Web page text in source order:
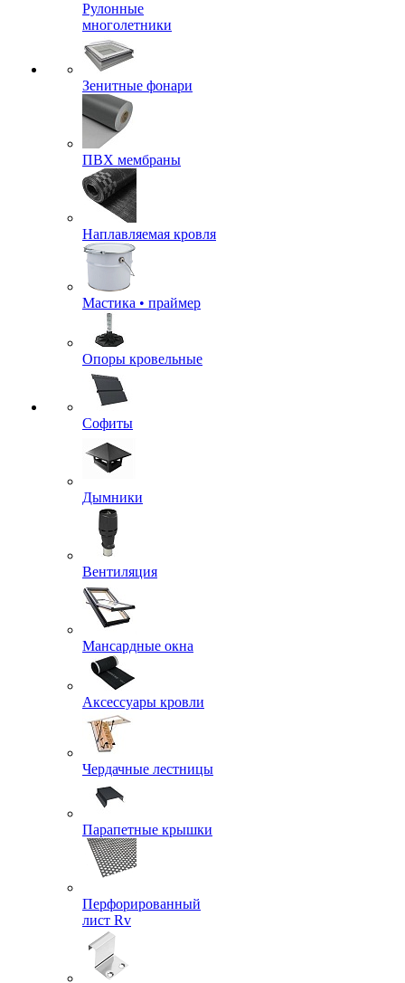
Рулонные
многолетники
Зенитные фонари
ПВХ мембраны
Наплавляемая кровля
Мастика • праймер
Опоры кровельные
Софиты
Дымники
Вентиляция
Мансардные окна
Аксессуары кровли
Чердачные лестницы
Парапетные крышки
Перфорированный
лист Rv